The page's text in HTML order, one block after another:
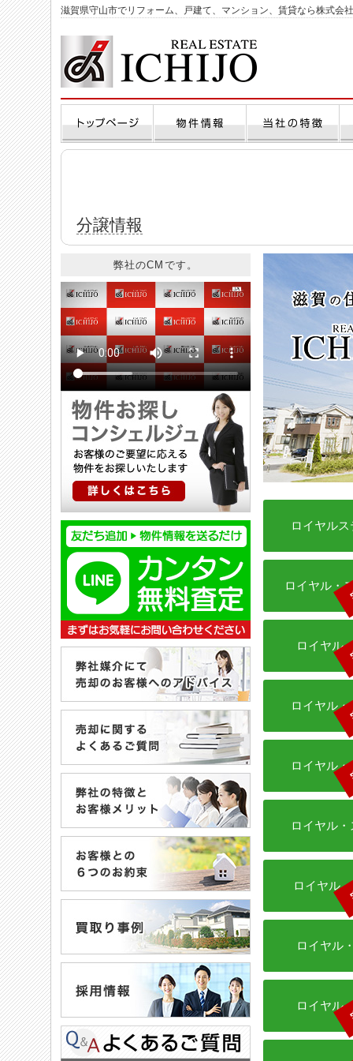
滋賀県守山市でリフォーム、戸建て、マンション、賃貸なら株式会
分譲情報
ロイヤル
ロイヤル・
ロイヤル
ロイヤル
ロイヤル
ロイヤル
ロイヤル
ロイヤル
ロイヤル
弊社のCMです。